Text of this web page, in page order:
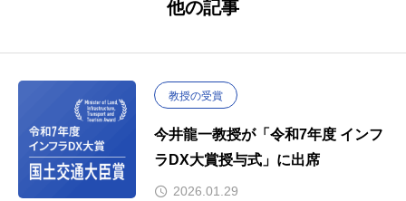
他の記事
教授の受賞
今井龍一教授が「令和7年度 インフ
ラDX大賞授与式」に出席
2026.01.29